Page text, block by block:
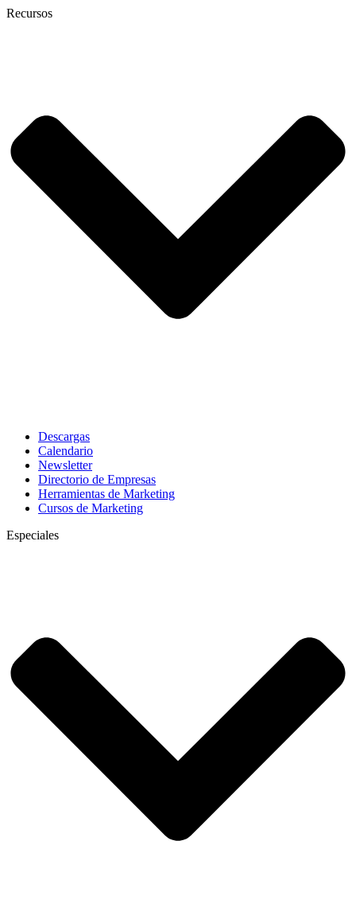
Recursos
Descargas
Calendario
Newsletter
Directorio de Empresas
Herramientas de Marketing
Cursos de Marketing
Especiales